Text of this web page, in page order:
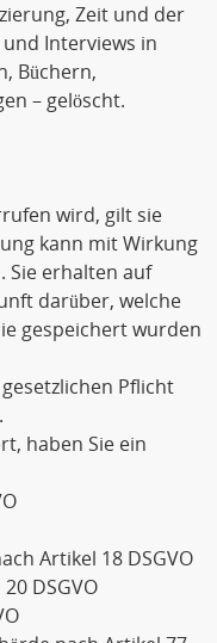
Zeit und der
Interviews in
Büchern,
– gelöscht.
wird, gilt sie
kann mit Wirkung
Sie erhalten auf
darüber, welche
gespeichert wurden
Pflicht
haben Sie ein
Artikel 18 DSGVO
DSGVO